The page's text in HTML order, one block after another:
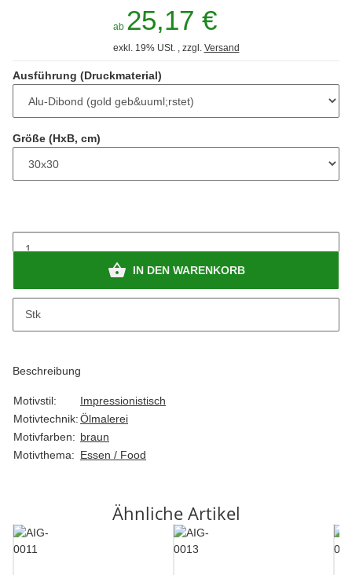
ab 25,17 €
exkl. 19% USt. , zzgl. Versand
Ausführung (Druckmaterial)
Größe (HxB, cm)
Stk
IN DEN WARENKORB
Dieser Artikel hat Variationen. Wählen Sie bitte die gewünschte
Beschreibung
Motivstil:
Impressionistisch
Motivtechnik:Ölmalerei
Motivfarben: braun
Motivthema: Essen / Food
Ähnliche Artikel